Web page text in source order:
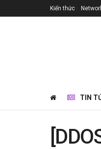
Kiến thức
TIN